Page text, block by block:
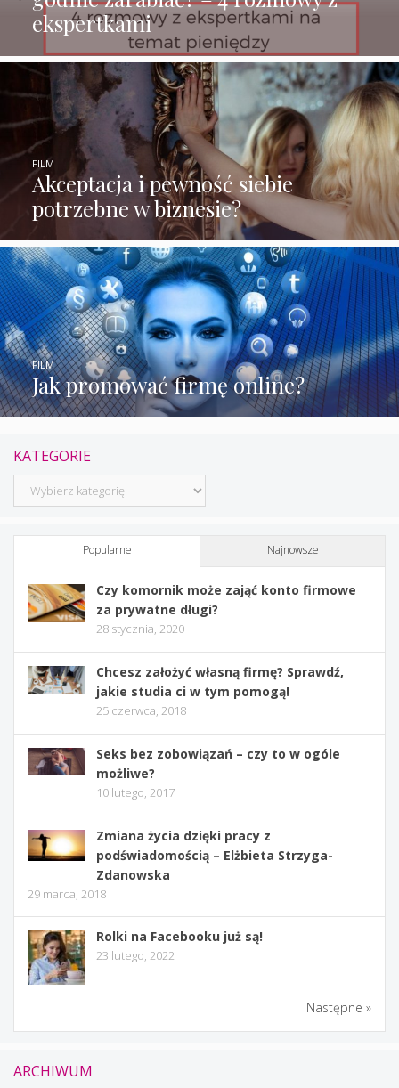
ekspertkami
Akceptacja i pewność siebie
potrzebne w biznesie?
FILM
Jak promować firmę online?
FILM
KATEGORIE
Kategorie
Popularne Najnowsze
Czy komornik może zająć konto firmowe
za prywatne długi?
28 stycznia, 2020
Chcesz założyć własną firmę? Sprawdź,
jakie studia ci w tym pomogą!
25 czerwca, 2018
Seks bez zobowiązań – czy to w ogóle
możliwe?
10 lutego, 2017
Zmiana życia dzięki pracy z
podświadomością – Elżbieta Strzyga-
Zdanowska
29 marca, 2018
Rolki na Facebooku już są!
23 lutego, 2022
Następne »
ARCHIWUM